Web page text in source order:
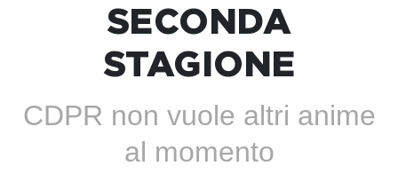
SECONDA
STAGIONE
CDPR non vuole altri anime
al momento